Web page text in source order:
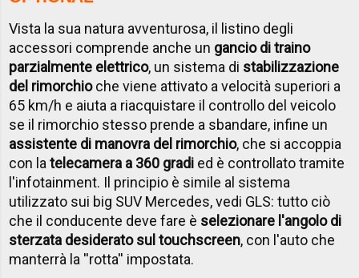
Vista la sua natura avventurosa, il listino degli
accessori comprende anche un gancio di traino
parzialmente elettrico, un sistema di stabilizzazione
del rimorchioche viene attivato a velocità superiori a
65 km/h e aiuta a riacquistare il controllo del veicolo
se il rimorchio stesso prende a sbandare, infine un
assistente di manovra del rimorchio, che si accoppia
con latelecamera a 360 gradi ed è controllato tramite
l'infotainment. Il principio è simile al sistema
utilizzato sui big SUV Mercedes, vedi GLS: tutto ciò
che il conducente deve fare è selezionare l'angolo di
sterzata desiderato sul touchscreen, con l'auto che
manterrà la ''rotta'' impostata.